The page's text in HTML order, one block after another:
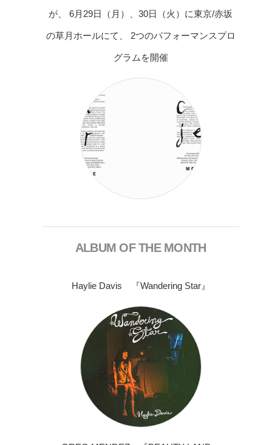
が、 6月29日（月）、30日（火）に東京/赤坂
の草月ホールにて、 2つのパフォーマンスプロ
グラムを開催
ALBUM OF THE MONTH
Haylie Davis 『Wandering Star』